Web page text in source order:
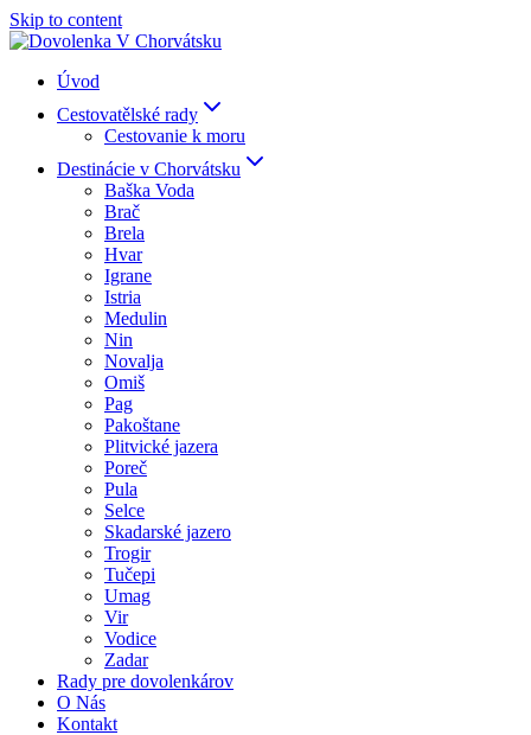
Skip to content
Úvod
Cestovatělské rady
Cestovanie k moru
Destinácie v Chorvátsku
Baška Voda
Brač
Brela
Hvar
Igrane
Istria
Medulin
Nin
Novalja
Omiš
Pag
Pakoštane
Plitvické jazera
Poreč
Pula
Selce
Skadarské jazero
Trogir
Tučepi
Umag
Vir
Vodice
Zadar
Rady pre dovolenkárov
O Nás
Kontakt